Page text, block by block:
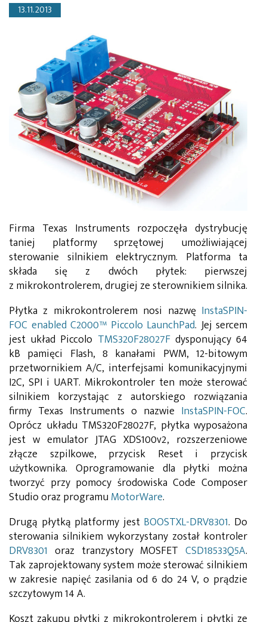
13.11.2013
Firma Texas Instruments rozpoczęła dystrybucję
taniej platformy sprzętowej umożliwiającej
sterowanie silnikiem elektrycznym. Platforma ta
składa się z dwóch płytek: pierwszej
z mikrokontrolerem, drugiej ze sterownikiem silnika.
Płytka z mikrokontrolerem nosi nazwę InstaSPIN-
FOC enabled C2000™ Piccolo LaunchPad. Jej sercem
jest układ Piccolo TMS320F28027Fdysponujący 64
kB pamięci Flash, 8 kanałami PWM, 12-bitowym
przetwornikiem A/C, interfejsami komunikacyjnymi
I2C, SPI i UART. Mikrokontroler ten może sterować
silnikiem korzystając z autorskiego rozwiązania
firmy Texas Instruments o nazwie InstaSPIN-FOC.
Oprócz układu TMS320F28027F, płytka wyposażona
jest w emulator JTAG XDS100v2, rozszerzeniowe
złącze szpilkowe, przycisk Reset i przycisk
użytkownika. Oprogramowanie dla płytki można
tworzyć przy pomocy środowiska Code Composer
Studio oraz programu MotorWare.
Drugą płytką platformy jest BOOSTXL-DRV8301. Do
sterowania silnikiem wykorzystany został kontroler
DRV8301 oraz tranzystory MOSFET CSD18533Q5A.
Tak zaprojektowany system może sterować silnikiem
w zakresie napięć zasilania od 6 do 24 V, o prądzie
szczytowym 14 A.